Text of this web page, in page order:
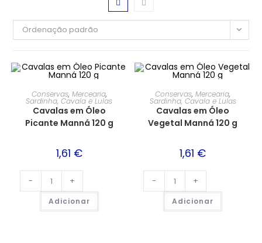
Ordenação padrão
Conservas, Mercearia,
Sardinha, Cavala e Lulas
Cavalas em Óleo
Picante Manná 120 g
1,61 €
- +
Adicionar
Conservas,Mercearia,
Sardinha, Cavala e Lulas
Cavalas em Óleo
Vegetal Manná 120 g
1,61 €
- +
Adicionar